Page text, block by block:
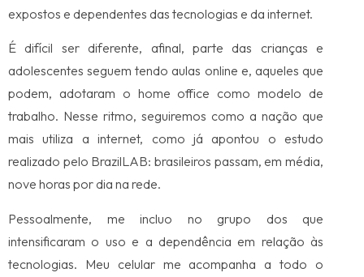
expostos e dependentes das tecnologias e da internet.
É difícil ser diferente, afinal, parte das crianças e
adolescentes seguem tendo aulas online e, aqueles que
podem, adotaram o home office como modelo de
trabalho. Nesse ritmo, seguiremos como a nação que
mais utiliza a internet, como já apontou o estudo
realizado pelo BrazilLAB: brasileiros passam, em média,
nove horas por dia na rede.
Pessoalmente, me incluo no grupo dos que
intensificaram o uso e a dependência em relação às
tecnologias. Meu celular me acompanha a todo o